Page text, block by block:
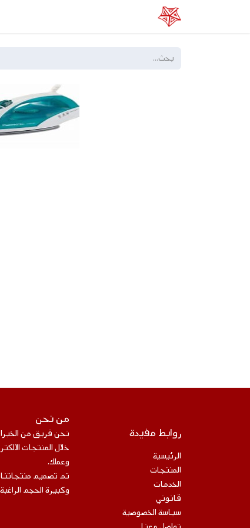
روابط مفيدة
الرئيسية
المنتجات
الخدمات
قانوني
سياسة الخصوصية
من نحن
نحن فريق من
خلال المنتجات
وعملك.
تم تصميم منتجاتنا
وكبيرة الحجم